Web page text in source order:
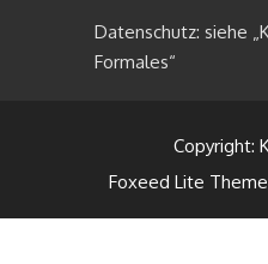
Datenschutz: siehe
Formales“
Copyright:
Foxeed Lite